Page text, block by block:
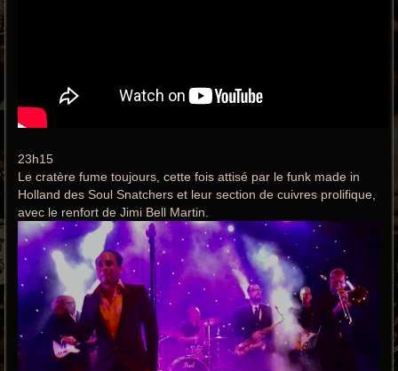
23h15
Le cratère fume toujours, cette fois attisé par le funk made in
Holland des Soul Snatchers et leur section de cuivres prolifique,
avec le renfort de Jimi Bell Martin.